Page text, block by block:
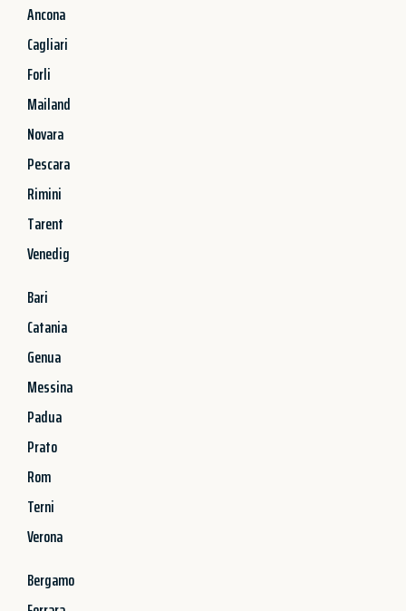
Ancona
Cagliari
Forli
Mailand
Novara
Pescara
Rimini
Tarent
Venedig
Bari
Catania
Genua
Messina
Padua
Prato
Rom
Terni
Verona
Bergamo